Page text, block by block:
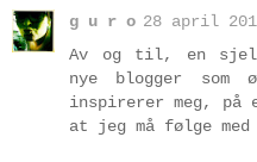
g u r o 28 april
Av og til, en
nye blogger som
inspirerer meg, på
at jeg må følge